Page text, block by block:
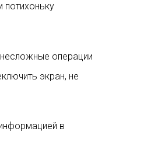
потихоньку
операции
экран, не
в